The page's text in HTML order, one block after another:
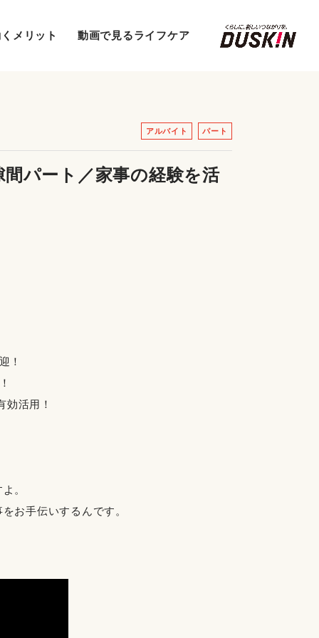
メリット 動画で見るライフケア
アルバイト パート
パート／家事の経験を活
！
効活用！
。
お手伝いするんです。